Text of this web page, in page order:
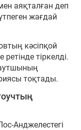
аяқталған деп
жағдай
кәсіпқой
тіркелді.
тоқтады.
Анджелестегі